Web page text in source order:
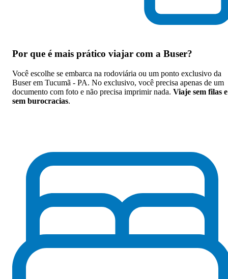
Por que é mais prático viajar com a Buser?
Você escolhe se embarca na rodoviária ou um ponto exclusivo da
Buser em Tucumã - PA. No exclusivo, você precisa apenas de um
documento com foto e não precisa imprimir nada. Viaje sem filas e
sem burocracias.